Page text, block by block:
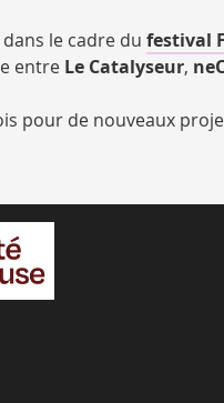
dans le cadre du festival
entre Le Catalyseur,
pour de nouveaux